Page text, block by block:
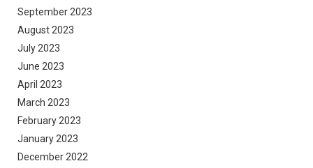
September 2023
August 2023
July 2023
June 2023
April 2023
March 2023
February 2023
January 2023
December 2022